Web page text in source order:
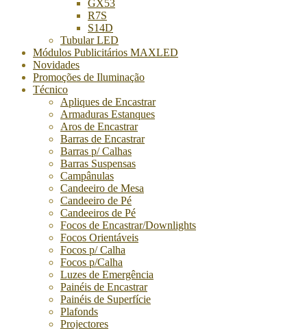
GX53
R7S
S14D
Tubular LED
Módulos Publicitários MAXLED
Novidades
Promoções de Iluminação
Técnico
Apliques de Encastrar
Armaduras Estanques
Aros de Encastrar
Barras de Encastrar
Barras p/ Calhas
Barras Suspensas
Campânulas
Candeeiro de Mesa
Candeeiro de Pé
Candeeiros de Pé
Focos de Encastrar/Downlights
Focos Orientáveis
Focos p/ Calha
Focos p/Calha
Luzes de Emergência
Painéis de Encastrar
Painéis de Superfície
Plafonds
Projectores